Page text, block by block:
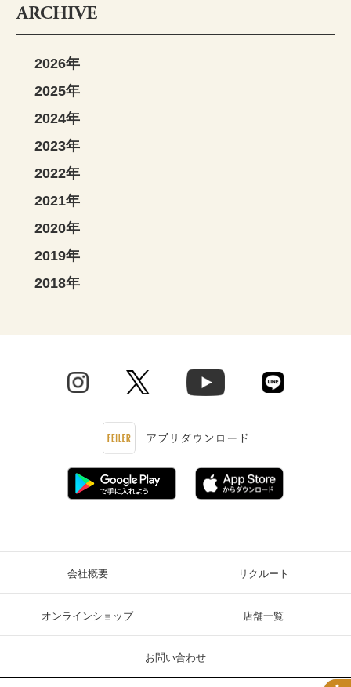
ARCHIVE
2026年
2025年
2024年
2023年
2022年
2021年
2020年
2019年
2018年
会社概要 リクルート
オンラインショップ 店舗一覧
お問い合わせ